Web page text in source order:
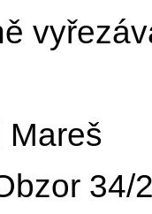
Mareš
34/